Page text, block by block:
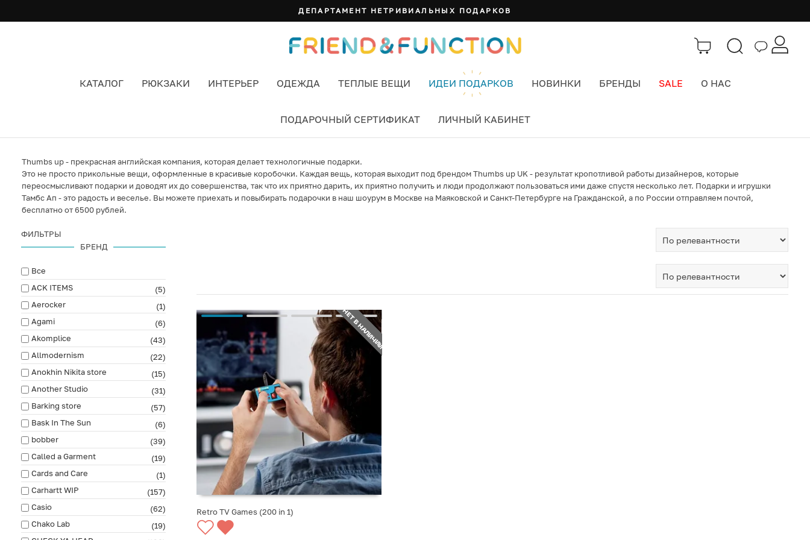
ДЕПАРТАМЕНТ НЕТРИВИАЛЬНЫХ ПОДАРКОВ
КАТАЛОГ РЮКЗАКИ ИНТЕРЬЕР ОДЕЖДА ТЕПЛЫЕ ВЕЩИ ИДЕИ ПОДАРКОВ НОВИНКИ БРЕНДЫ SALE О НАС
ПОДАРОЧНЫЙ СЕРТИФИКАТ ЛИЧНЫЙ КАБИНЕТ
Thumbs up - прекрасная английская компания, которая делает технологичные подарки.
Это не просто прикольные вещи, оформленные в красивые коробочки. Каждая вещь, которая выходит под брендом Thumbs up UK - результат кропотливой работы дизайнеров, которые
переосмысливают подарки и доводят их до совершенства, так что их приятно дарить, их приятно получить и люди продолжают пользоваться ими даже спустя несколько лет. Подарки и игрушки
Тамбс Ап - это радость и веселье. Вы можете приехать и повыбирать подарочки в наш шоурум в Москве на Маяковской и Санкт-Петербурге на Гражданской, а по России отправляем почтой,
бесплатно от 6500 рублей.
ФИЛЬТРЫ
БРЕНД
Все
ACK ITEMS
(5)
Aerocker
(1)
Agami
(6)
Akomplice
(43)
Allmodernism
(22)
Anokhin Nikita store
(15)
Another Studio
(31)
Barking store
(57)
Bask In The Sun
(6)
bobber
(39)
Called a Garment
(19)
Cards and Care
(1)
Carhartt WIP
(157)
Casio
(62)
Chako Lab
(19)
НЕТ В НАЛИЧИИ
СООБЩИТЬ О ПОСТУПЛЕНИИ
Retro TV Games (200 in 1)